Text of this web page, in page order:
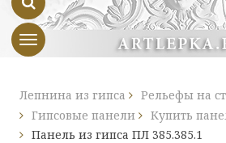
Toggle navigation
Лепнина из гипса
Рельефы на
Гипсовые панели
Купить
Панель из гипса ПЛ 385.385.1